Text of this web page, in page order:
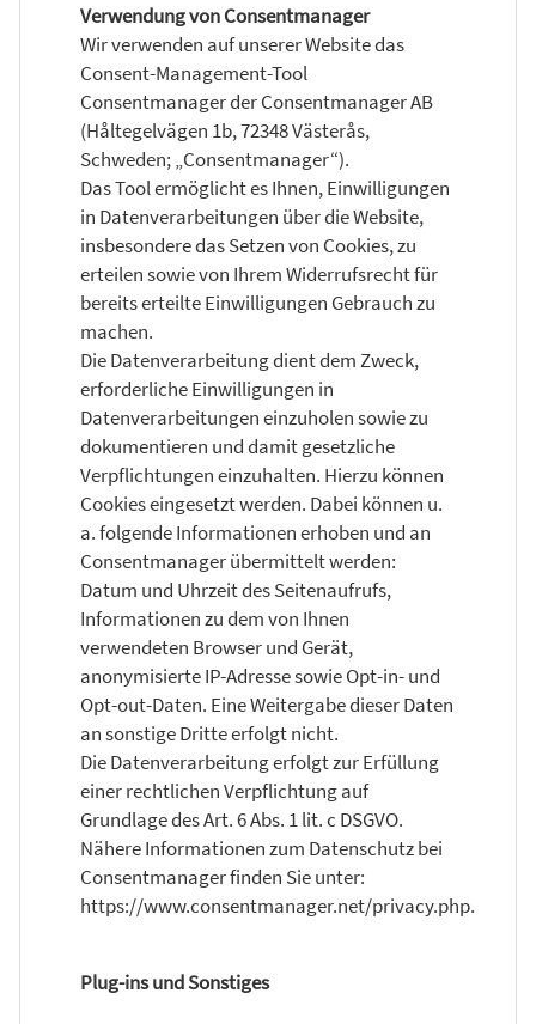
Verwendung von Consentmanager
Wir verwenden auf unserer Website das
Consent-Management-Tool
Consentmanager der Consentmanager AB
(Håltegelvägen 1b, 72348 Västerås,
Schweden; „Consentmanager“).
Das Tool ermöglicht es Ihnen, Einwilligungen
in Datenverarbeitungen über die Website,
insbesondere das Setzen von Cookies, zu
erteilen sowie von Ihrem Widerrufsrecht für
bereits erteilte Einwilligungen Gebrauch zu
machen.
Die Datenverarbeitung dient dem Zweck,
erforderliche Einwilligungen in
Datenverarbeitungen einzuholen sowie zu
dokumentieren und damit gesetzliche
Verpflichtungen einzuhalten. Hierzu können
Cookies eingesetzt werden. Dabei können u.
a. folgende Informationen erhoben und an
Consentmanager übermittelt werden:
Datum und Uhrzeit des Seitenaufrufs,
Informationen zu dem von Ihnen
verwendeten Browser und Gerät,
anonymisierte IP-Adresse sowie Opt-in- und
Opt-out-Daten. Eine Weitergabe dieser Daten
an sonstige Dritte erfolgt nicht.
Die Datenverarbeitung erfolgt zur Erfüllung
einer rechtlichen Verpflichtung auf
Grundlage des Art. 6 Abs. 1 lit. c DSGVO.
Nähere Informationen zum Datenschutz bei
Consentmanager finden Sie unter:
https://www.consentmanager.net/privacy.php.
Plug-ins und Sonstiges